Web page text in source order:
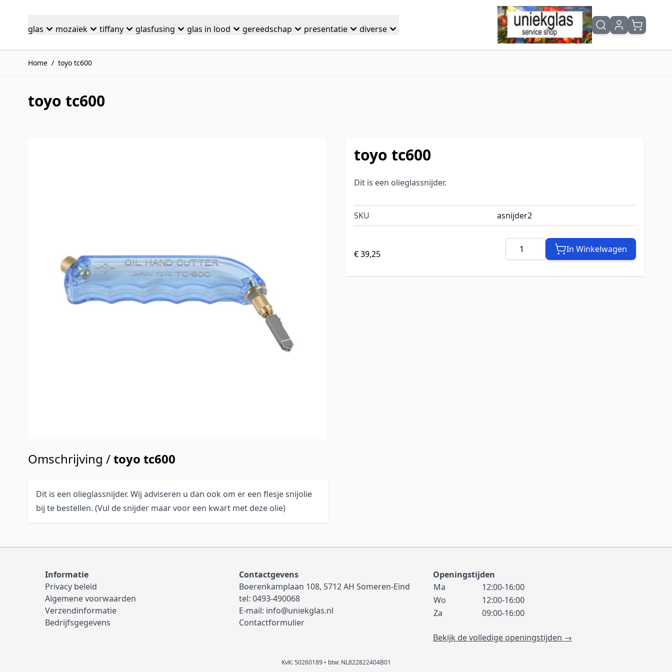
glas mozaïek tiffany glasfusing glas in lood gereedschap presentatie diverse
Home / toyo tc600
toyo tc600
toyo tc600
Dit is een olieglassnijder.
SKU asnijder2
€ 39,25
Aantal In Winkelwagen
Omschrijving /toyo tc600
Dit is een olieglassnijder. Wij adviseren u dan ook om er een flesje snijolie
bij te bestellen. (Vul de snijder maar voor een kwart met deze olie)
Informatie
Privacy beleid
Algemene voorwaarden
Verzendinformatie
Bedrijfsgegevens
Contactgevens
Boerenkamplaan 108, 5712 AH Someren-Eind
tel: 0493-490068
E-mail: info@uniekglas.nl
Contactformulier
Openingstijden
Ma
12:00-16:00
Wo
12:00-16:00
Za
09:00-16:00
Bekijk de volledige openingstijden →
KvK: 50260189 • btw: NL822822404B01